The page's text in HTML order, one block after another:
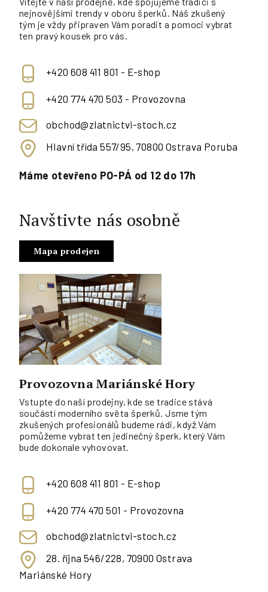
nejnovějšími trendy v oboru šperků. Náš zkušený
tým je vždy připraven Vám poradit a pomoci vybrat
ten pravý kousek pro vás.
+420 608 411 801 - E-shop
+420 774 470 503 - Provozovna
obchod@zlatnictvi-stoch.cz
Hlavní třída 557/95, 70800 Ostrava Poruba
Máme otevřeno PO-PÁ od 12 do 17h
Navštivte nás osobně
Mapa prodejen
Provozovna Mariánské Hory
Vstupte do naší prodejny, kde se tradice stává
součástí moderního světa šperků. Jsme tým
zkušených profesionálů budeme rádi, když Vám
pomůžeme vybrat ten jedinečný šperk, který Vám
bude dokonale vyhovovat.
+420 608 411 801 - E-shop
+420 774 470 501 - Provozovna
obchod@zlatnictvi-stoch.cz
28. října 546/228, 70900 Ostrava
Mariánské Hory